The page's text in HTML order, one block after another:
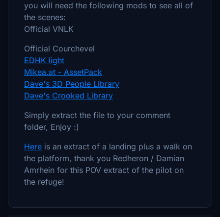
you will need the following mods to see all of
the scenes:
Official VNLK
Official Courchevel
EDHK light
Mikea.at - AssetPack
Dave's 3D People Library
Dave's Crooked Library
Simply extract the file to your comment
folder, Enjoy :)
Here is an extract of a landing plus a walk on
the platform, thank you Redheron / Damian
Amrhein for this POV extract of the pilot on
the refuge!